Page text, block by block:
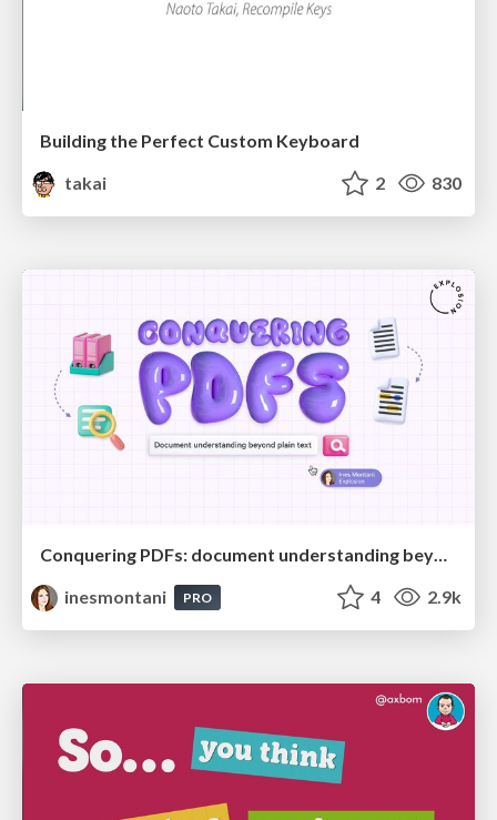
Building the Perfect Custom Keyboard
takai
2 830
inesmontani
PRO 4 2.9k